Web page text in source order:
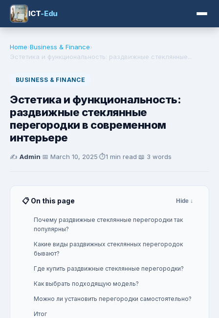
ICT-Edu
Home›Business & Finance›
Эстетика и функциональность: раздвижные стеклянные...
BUSINESS & FINANCE
Эстетика и функциональность:
раздвижные стеклянные
перегородки в современном
интерьере
✍️ Admin·📅 March 10, 2025·⏱️1 min read·📖 3 words
📋 On this page Hide ↓
Почему раздвижные стеклянные перегородки так
популярны?
Какие виды раздвижных стеклянных перегородок
бывают?
Где купить раздвижные стеклянные перегородки?
Как выбрать подходящую модель?
Можно ли установить перегородки самостоятельно?
Итог